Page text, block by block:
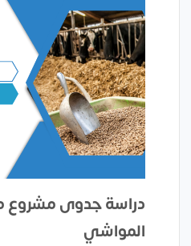
دراسة جدوى مشروع
المواشي